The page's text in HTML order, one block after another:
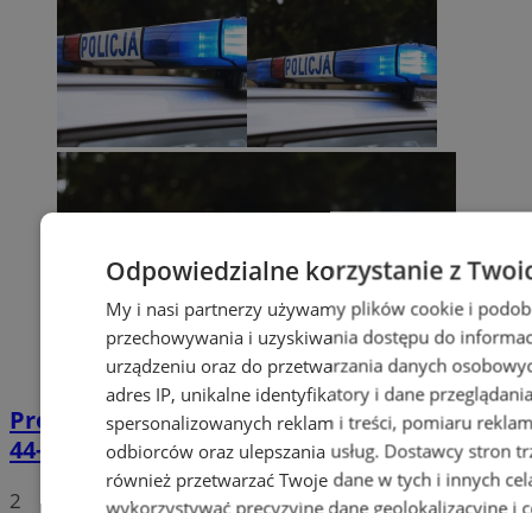
Prowadził BMW mimo sądowego zakazu.
44-latek zatrzymany na DTŚ
2
Odpowiedzialne korzystanie z
My i nasi partnerzy używamy plików cookie i
przechowywania i uzyskiwania dostępu do
urządzeniu oraz do przetwarzania danych
adres IP, unikalne identyfikatory i dane
spersonalizowanych reklam i treści, pomiaru
odbiorców oraz ulepszania usług. Dostawcy stron
również przetwarzać Twoje dane w tych i innych
wykorzystywać precyzyjne dane geolokalizacyjne i